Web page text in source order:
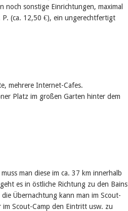
noch sonstige Einrichtungen, maximal
(ca. 12,50 €), ein ungerechtfertigt
mehrere Internet-Cafes.
Platz im großen Garten hinter dem
man diese im ca. 37 km innerhalb
es in östliche Richtung zu den Bains
Übernachtung kann man im Scout-
Scout-Camp den Eintritt usw. zu